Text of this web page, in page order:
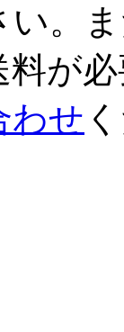
い。
が
わせ